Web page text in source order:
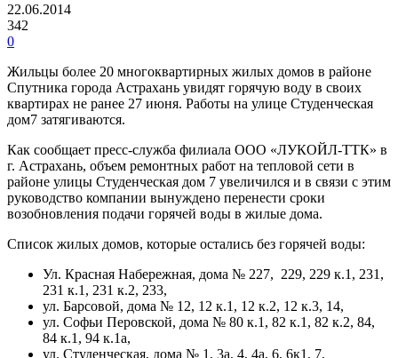
22.06.2014
342
0
Жильцы более 20 многоквартирных жилых домов в районе
Спутника города Астрахань увидят горячую воду в своих
квартирах не ранее 27 июня. Работы на улице Студенческая
дом7 затягиваются.
Как сообщает пресс-служба филиала ООО «ЛУКОЙЛ-ТТК» в
г. Астрахань, объем ремонтных работ на тепловой сети в
районе улицы Студенческая дом 7 увеличился и в связи с этим
руководство компании вынуждено перенести сроки
возобновления подачи горячей воды в жилые дома.
Список жилых домов, которые остались без горячей воды:
Ул. Красная Набережная, дома № 227, 229, 229 к.1, 231,
231 к.1, 231 к.2, 233,
ул. Барсовой, дома № 12, 12 к.1, 12 к.2, 12 к.3, 14,
ул. Софьи Перовской, дома № 80 к.1, 82 к.1, 82 к.2, 84,
84 к.1, 94 к.1а,
ул. Студенческая, дома № 1, 3а, 4, 4а, 6, 6к1, 7,